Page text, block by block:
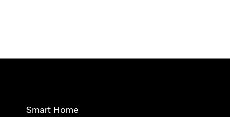
Smart Home